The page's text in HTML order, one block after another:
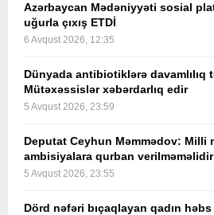
Azərbaycan Mədəniyyəti sosial
uğurla çıxış ETDİ
6 Avqust 2026, 12:35
Dünyada antibiotiklərə davamlılıq
Mütəxəssislər xəbərdarlıq edir
5 Avqust 2026, 23:59
Deputat Ceyhun Məmmədov: Milli
ambisiyalara qurban verilməməlidir
5 Avqust 2026, 23:55
Dörd nəfəri bıçaqlayan qadın